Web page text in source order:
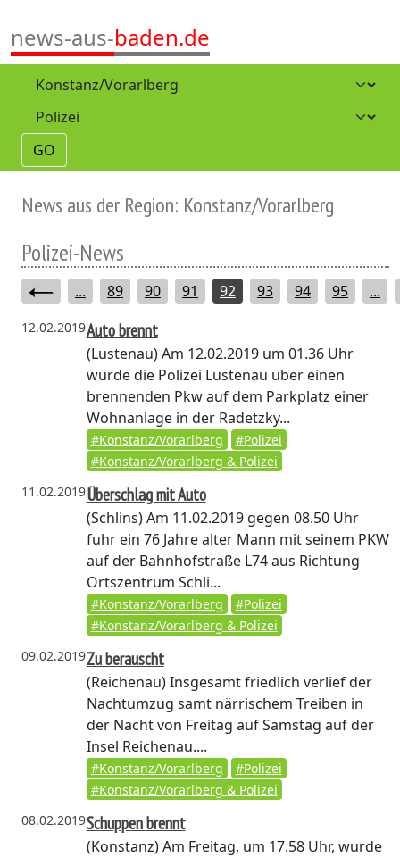
news-aus-baden.de
GO
News aus der Region: Konstanz/Vorarlberg
Polizei-News
... 89 90 91 92 93 94 95 ...
12.02.2019Auto brennt
(Lustenau)Am 12.02.2019 um 01.36 Uhr
wurde die Polizei Lustenau über einen
brennenden Pkw auf dem Parkplatz einer
Wohnanlage in der Radetzky...
#Konstanz/Vorarlberg
#Polizei
#Konstanz/Vorarlberg & Polizei
11.02.2019Überschlag mit Auto
(Schlins)Am 11.02.2019 gegen 08.50 Uhr
fuhr ein 76 Jahre alter Mann mit seinem PKW
auf der Bahnhofstraße L74 aus Richtung
Ortszentrum Schli...
#Konstanz/Vorarlberg
#Polizei
#Konstanz/Vorarlberg & Polizei
09.02.2019Zu berauscht
(Reichenau)Insgesamt friedlich verlief der
Nachtumzug samt närrischem Treiben in
der Nacht von Freitag auf Samstag auf der
Insel Reichenau....
#Konstanz/Vorarlberg
#Polizei
#Konstanz/Vorarlberg & Polizei
08.02.2019Schuppen brennt
(Konstanz)Am Freitag, um 17.58 Uhr, wurde